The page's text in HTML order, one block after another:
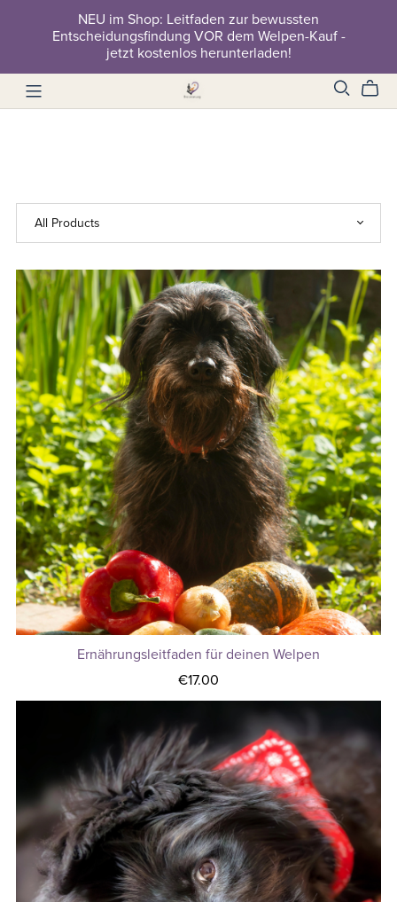
NEU im Shop: Leitfaden zur bewussten
Entscheidungsfindung VOR dem Welpen-Kauf -
jetzt kostenlos herunterladen!
Ernährungsleitfaden für deinen Welpen
€17.00